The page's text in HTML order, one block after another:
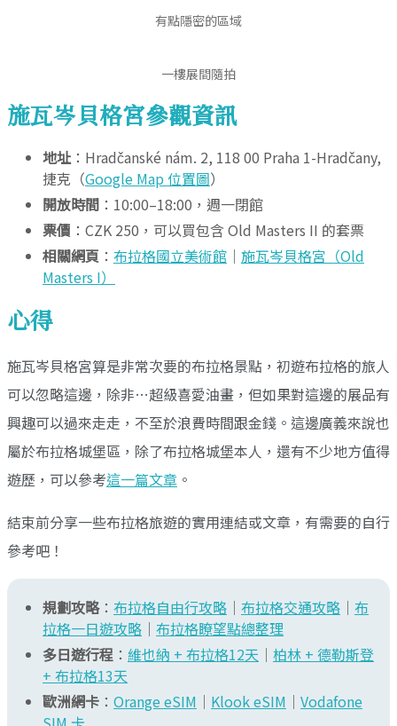
有點隱密的區域
一樓展間隨拍
施瓦岑貝格宮參觀資訊
地址：Hradčanské nám. 2, 118 00 Praha 1-Hradčany,
捷克（Google Map 位置圖）
開放時間 ：10:00–18:00，週一閉館
票價 ：CZK 250，可以買包含 Old Masters II 的套票
相關網頁 ： 布拉格國立美術館 ｜ 施瓦岑貝格宮（Old
Masters I）
心得
施瓦岑貝格宮算是非常次要的布拉格景點，初遊布拉格的旅人
可以忽略這邊，除非…超級喜愛油畫，但如果對這邊的展品有
興趣可以過來走走，不至於浪費時間跟金錢。這邊廣義來說也
屬於布拉格城堡區，除了布拉格城堡本人，還有不少地方值得
遊歷，可以參考這一篇文章 。
結束前分享一些布拉格旅遊的實用連結或文章，有需要的自行
參考吧！
規劃攻略： 布拉格自由行攻略 ｜ 布拉格交通攻略 ｜ 布
拉格一日遊攻略 ｜ 布拉格瞭望點總整理
多日遊行程 ： 維也納 + 布拉格12天 ｜ 柏林 + 德勒斯登
+ 布拉格13天
歐洲網卡 ： Orange eSIM ｜ Klook eSIM ｜ Vodafone